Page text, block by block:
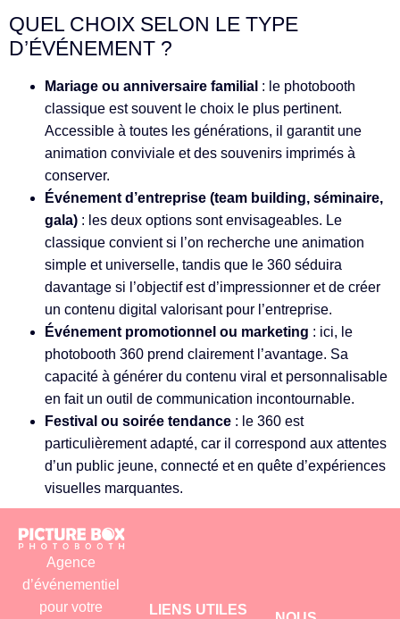
QUEL CHOIX SELON LE TYPE
D’ÉVÉNEMENT ?
Mariage ou anniversaire familial : le photobooth
classique est souvent le choix le plus pertinent.
Accessible à toutes les générations, il garantit une
animation conviviale et des souvenirs imprimés à
conserver.
Événement d’entreprise (team building, séminaire,
gala) : les deux options sont envisageables. Le
classique convient si l’on recherche une animation
simple et universelle, tandis que le 360 séduira
davantage si l’objectif est d’impressionner et de créer
un contenu digital valorisant pour l’entreprise.
Événement promotionnel ou marketing : ici, le
photobooth 360 prend clairement l’avantage. Sa
capacité à générer du contenu viral et personnalisable
en fait un outil de communication incontournable.
Festival ou soirée tendance : le 360 est
particulièrement adapté, car il correspond aux attentes
d’un public jeune, connecté et en quête d’expériences
visuelles marquantes.
Agence
d’événementiel
pour votre
LIENS UTILES